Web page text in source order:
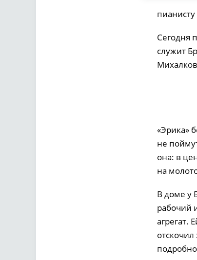
Сегодня
служит
«Эрика»
не
она: в
на
В доме у
рабочий
агрегат.
отскочил